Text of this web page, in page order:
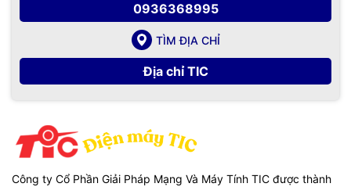
0936368995
TÌM ĐỊA CHỈ
Địa chỉ TIC
Công ty Cổ Phần Giải Pháp Mạng Và Máy Tính TIC được thành